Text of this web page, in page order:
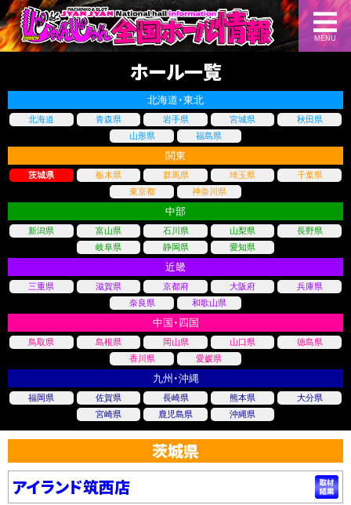
MENU
ホール一覧
北海道・東北
北海道 青森県 岩手県 宮城県
秋田県
山形県
福島県
関東
茨城県 栃木県 群馬県 埼玉県
千葉県
東京都
神奈川県
中部
新潟県 富山県 石川県 山梨県
長野県
岐阜県
静岡県 愛知県
近畿
三重県 滋賀県 京都府 大阪府
兵庫県
奈良県
和歌山県
中国・四国
鳥取県 島根県 岡山県 山口県
徳島県
香川県
愛媛県
九州・沖縄
福岡県 佐賀県 長崎県 熊本県
大分県
宮崎県
鹿児島県 沖縄県
茨城県
アイランド筑西店